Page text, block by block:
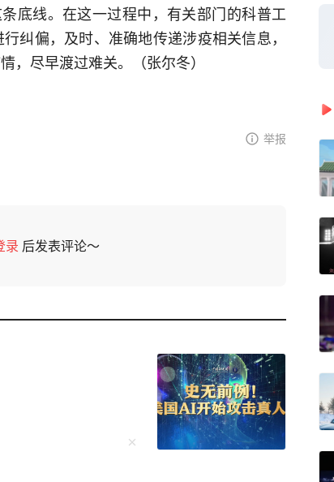
底线。在这一过程中，有关部门的科普工
纠偏，及时、准确地传递涉疫相关信息，
，尽早渡过难关。（张尔冬）
举报
录 后发表评论～